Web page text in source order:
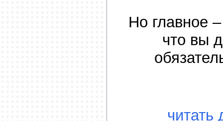
Но главное
что вы
читать